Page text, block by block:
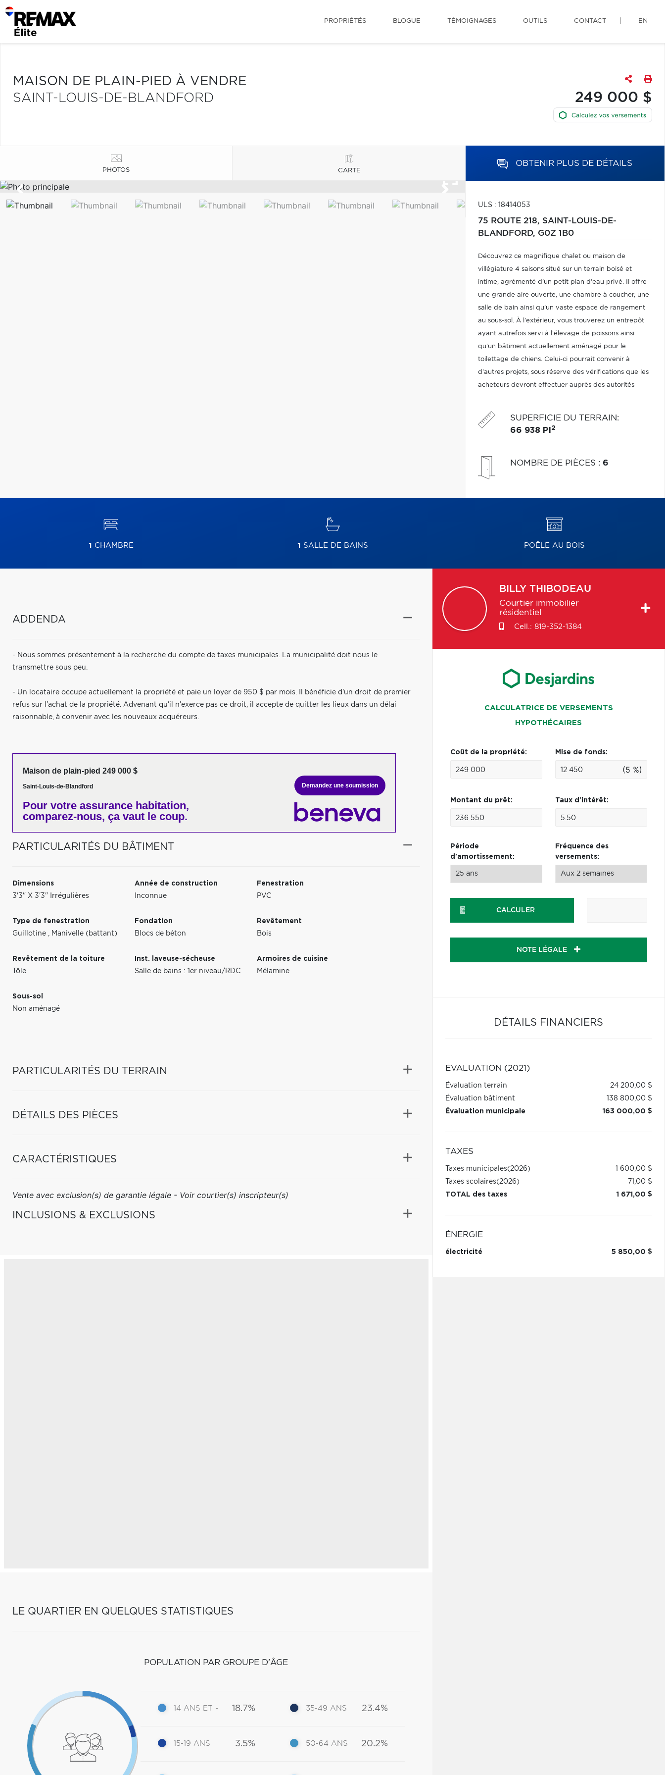
PROPRIÉTÉS BLOGUE TÉMOIGNAGES OUTILS CONTACT EN
MAISON DE PLAIN-PIED À VENDRE
SAINT-LOUIS-DE-BLANDFORD
249 000 $
PHOTOS CARTE
OBTENIR PLUS DE DÉTAILS
ULS : 18414053
75 ROUTE 218, SAINT-LOUIS-DE-
BLANDFORD, G0Z 1B0
Découvrez ce magnifique chalet ou maison de
villégiature 4 saisons situé sur un terrain boisé et
intime, agrémenté d'un petit plan d'eau privé. Il offre
une grande aire ouverte, une chambre à coucher, une
salle de bain ainsi qu'un vaste espace de rangement
au sous-sol. À l'extérieur, vous trouverez un entrepôt
ayant autrefois servi à l'élevage de poissons ainsi
qu'un bâtiment actuellement aménagé pour le
toilettage de chiens. Celui-ci pourrait convenir à
d'autres projets, sous réserve des vérifications que les
acheteurs devront effectuer auprès des autorités
SUPERFICIE DU TERRAIN:
66 938 PI 2
NOMBRE DE PIÈCES : 6
1 CHAMBRE 1 SALLE DE BAINS POÊLE AU BOIS
ADDENDA
- Nous sommes présentement à la recherche du compte de taxes municipales. La municipalité doit nous le
transmettre sous peu.
- Un locataire occupe actuellement la propriété et paie un loyer de 950 $ par mois. Il bénéficie d'un droit de premier
refus sur l'achat de la propriété. Advenant qu'il n'exerce pas ce droit, il accepte de quitter les lieux dans un délai
raisonnable, à convenir avec les nouveaux acquéreurs.
Maison de plain-pied 249 000 $
Saint-Louis-de-Blandford
Pour votre assurance habitation,
comparez-nous, ça vaut le coup.
Demandez une soumission
PARTICULARITÉS DU BÂTIMENT
Dimensions
3'3" X 3'3" Irrégulières
Année de construction
Inconnue
Fenestration
PVC
Type de fenestration
Guillotine , Manivelle (battant)
Fondation
Blocs de béton
Revêtement
Bois
Revêtement de la toiture
Tôle
Inst. laveuse-sécheuse
Salle de bains : 1er niveau/RDC
Armoires de cuisine
Mélamine
Sous-sol
Non aménagé
PARTICULARITÉS DU TERRAIN
DÉTAILS DES PIÈCES
CARACTÉRISTIQUES
Vente avec exclusion(s) de garantie légale - Voir courtier(s) inscripteur(s)
INCLUSIONS & EXCLUSIONS
LE QUARTIER EN QUELQUES STATISTIQUES
POPULATION PAR GROUPE D'ÂGE
14 ANS ET - 18.7%
15-19 ANS 3.5%
35-49 ANS 23.4%
50-64 ANS 20.2%
BILLY THIBODEAU
Courtier immobilier
résidentiel
Cell.: 819-352-1384
CALCULATRICE DE VERSEMENTS
HYPOTHÉCAIRES
Coût de la propriété: Mise de fonds:
(5 %)
Montant du prêt: Taux d'intérêt:
Période
d'amortissement:
Fréquence des
versements:
CALCULER
NOTE LÉGALE
DÉTAILS FINANCIERS
ÉVALUATION (2021)
Évaluation terrain
24 200,00 $
Évaluation bâtiment
138 800,00 $
Évaluation municipale
163 000,00 $
TAXES
Taxes municipales(2026)
1 600,00 $
Taxes scolaires(2026)
71,00 $
TOTAL des taxes
1 671,00 $
ÉNERGIE
électricité 5 850,00 $